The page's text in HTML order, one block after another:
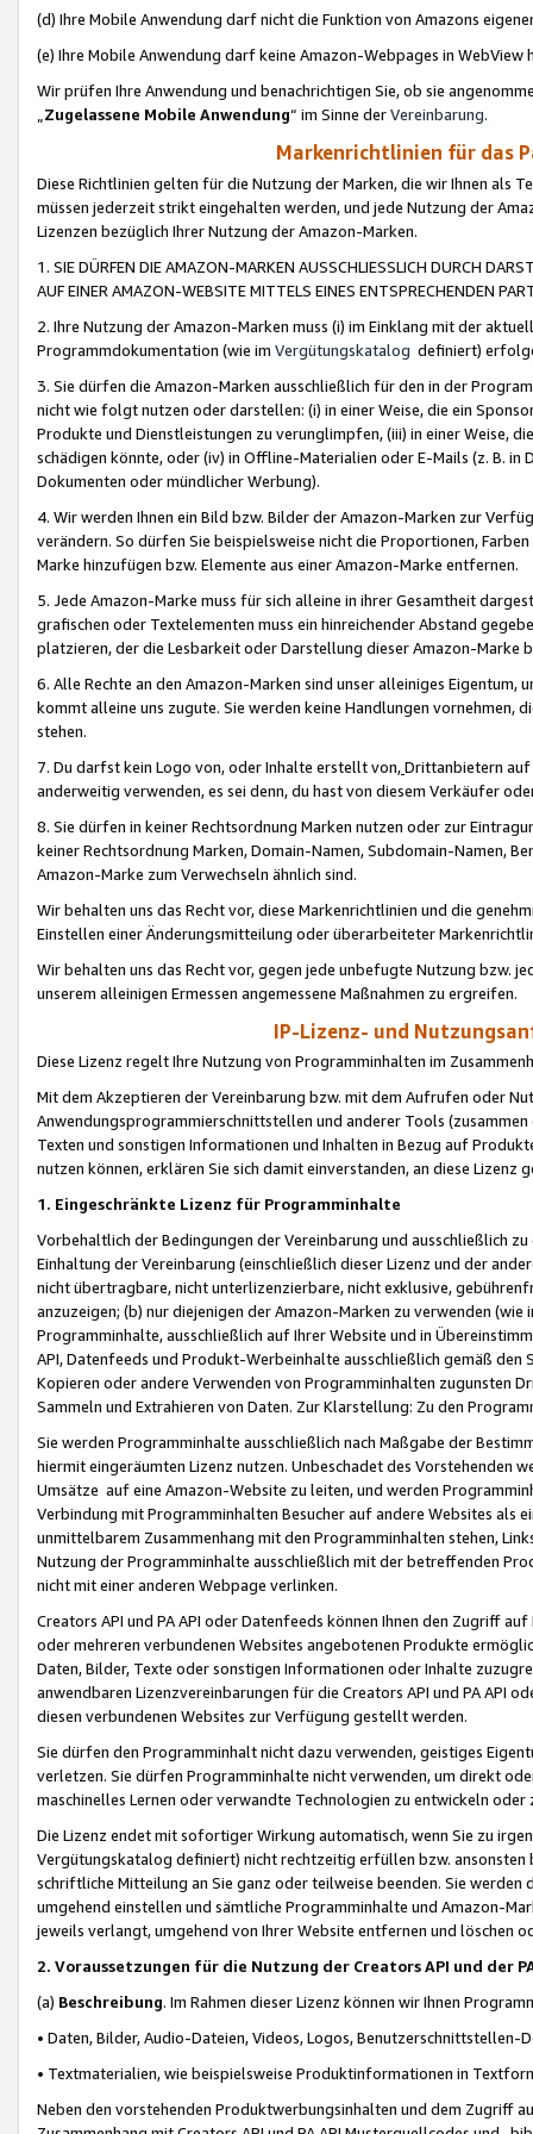
(d) Ihre Mobile Anwendung darf nicht die Funktion von Amazons
(e) Ihre Mobile Anwendung darf keine Amazon-Webpages in WebView
Wir prüfen Ihre Anwendung und benachrichtigen Sie, ob sie
„Zugelassene Mobile Anwendung“ im Sinne derVereinbarung.
Markenrichtlinien für das
Diese Richtlinien gelten für die Nutzung der Marken, die wir Ihnen als
müssen jederzeit strikt eingehalten werden, und jede Nutzung der
Lizenzen bezüglich Ihrer Nutzung der Amazon-Marken.
1. SIE DÜRFEN DIE AMAZON-MARKEN AUSSCHLIESSLICH DURCH
AUF EINER AMAZON-WEBSITE MITTELS EINES ENTSPRECHENDEN
2. Ihre Nutzung der Amazon-Marken muss (i) im Einklang mit der
Programmdokumentation (wie im Vergütungskatalog definiert)
3. Sie dürfen die Amazon-Marken ausschließlich für den in der
nicht wie folgt nutzen oder darstellen: (i) in einer Weise, die ein
Produkte und Dienstleistungen zu verunglimpfen, (iii) in einer Weise,
schädigen könnte, oder (iv) in Offline-Materialien oder E-Mails (z. B. in
Dokumenten oder mündlicher Werbung).
4. Wir werden Ihnen ein Bild bzw. Bilder der Amazon-Marken zur
verändern. So dürfen Sie beispielsweise nicht die Proportionen,
Marke hinzufügen bzw. Elemente aus einer Amazon-Marke entfernen.
5. Jede Amazon-Marke muss für sich alleine in ihrer Gesamtheit
grafischen oder Textelementen muss ein hinreichender Abstand
platzieren, der die Lesbarkeit oder Darstellung dieser Amazon-Marke
6. Alle Rechte an den Amazon-Marken sind unser alleiniges
kommt alleine uns zugute. Sie werden keine Handlungen vornehmen,
stehen.
7. Du darfst kein Logo von, oder Inhalte erstellt von,Drittanbietern auf
anderweitig verwenden, es sei denn, du hast von diesem Verkäufer
8. Sie dürfen in keiner Rechtsordnung Marken nutzen oder zur
keiner Rechtsordnung Marken, Domain-Namen, Subdomain-Namen,
Amazon-Marke zum Verwechseln ähnlich sind.
Wir behalten uns das Recht vor, diese Markenrichtlinien und die
Einstellen einer Änderungsmitteilung oder überarbeiteter
Wir behalten uns das Recht vor, gegen jede unbefugte Nutzung bzw.
unserem alleinigen Ermessen angemessene Maßnahmen zu ergreifen.
IP-Lizenz- und
Diese Lizenz regelt Ihre Nutzung von Programminhalten im
Mit dem Akzeptieren der Vereinbarung bzw. mit dem Aufrufen oder
Anwendungsprogrammierschnittstellen und anderer Tools (zusammen
Texten und sonstigen Informationen und Inhalten in Bezug auf
nutzen können, erklären Sie sich damit einverstanden, an diese Lizenz
1. Eingeschränkte Lizenz für Programminhalte
Vorbehaltlich der Bedingungen der Vereinbarung und ausschließlich
Einhaltung der Vereinbarung (einschließlich dieser Lizenz und der
nicht übertragbare, nicht unterlizenzierbare, nicht exklusive,
anzuzeigen; (b) nur diejenigen der Amazon-Marken zu verwenden
Programminhalte, ausschließlich auf Ihrer Website und in
API, Datenfeeds und Produkt-Werbeinhalte ausschließlich gemäß
Kopieren oder andere Verwenden von Programminhalten zugunsten
Sammeln und Extrahieren von Daten. Zur Klarstellung: Zu den
Sie werden Programminhalte ausschließlich nach Maßgabe der
hiermit eingeräumten Lizenz nutzen. Unbeschadet des Vorstehenden
Umsätze auf eine Amazon-Website zu leiten, und werden
Verbindung mit Programminhalten Besucher auf andere Websites als
unmittelbarem Zusammenhang mit den Programminhalten stehen,
Nutzung der Programminhalte ausschließlich mit der betreffenden
nicht mit einer anderen Webpage verlinken.
Creators API und PA API oder Datenfeeds können Ihnen den Zugriff
oder mehreren verbundenen Websites angebotenen Produkte
Daten, Bilder, Texte oder sonstigen Informationen oder Inhalte
anwendbaren Lizenzvereinbarungen für die Creators API und PA API
diesen verbundenen Websites zur Verfügung gestellt werden.
Sie dürfen den Programminhalt nicht dazu verwenden, geistiges
verletzen. Sie dürfen Programminhalte nicht verwenden, um direkt
maschinelles Lernen oder verwandte Technologien zu entwickeln
Die Lizenz endet mit sofortiger Wirkung automatisch, wenn Sie zu
Vergütungskatalog definiert) nicht rechtzeitig erfüllen bzw. ansonsten
schriftliche Mitteilung an Sie ganz oder teilweise beenden. Sie werden
umgehend einstellen und sämtliche Programminhalte und Amazon-
jeweils verlangt, umgehend von Ihrer Website entfernen und löschen
2. Voraussetzungen für die Nutzung der Creators API und der
(a) Beschreibung. Im Rahmen dieser Lizenz können wir Ihnen
• Daten, Bilder, Audio-Dateien, Videos, Logos, Benutzerschnittstellen-
• Textmaterialien, wie beispielsweise Produktinformationen in
Neben den vorstehenden Produktwerbungsinhalten und dem Zugriff